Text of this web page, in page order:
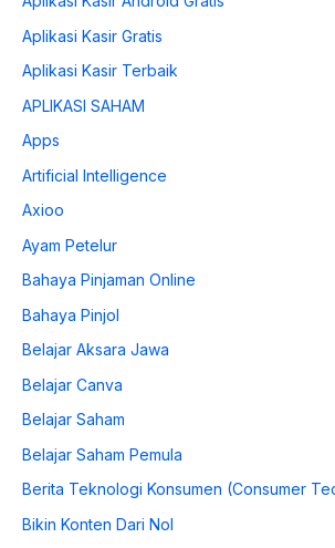
Aplikasi Kasir Gratis
Aplikasi Kasir Terbaik
APLIKASI SAHAM
Apps
Artificial Intelligence
Axioo
Ayam Petelur
Bahaya Pinjaman Online
Bahaya Pinjol
Belajar Aksara Jawa
Belajar Canva
Belajar Saham
Belajar Saham Pemula
Berita Teknologi Konsumen (Consumer
Bikin Konten Dari Nol